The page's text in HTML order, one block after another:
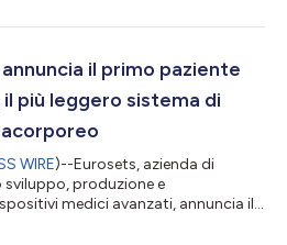
completo sia il polmone
extracorporea a membrana).
Advance, già...
il primo paziente
più leggero sistema di
WIRE)--Eurosets, azienda di
sviluppo, produzione e
medici avanzati, annuncia il